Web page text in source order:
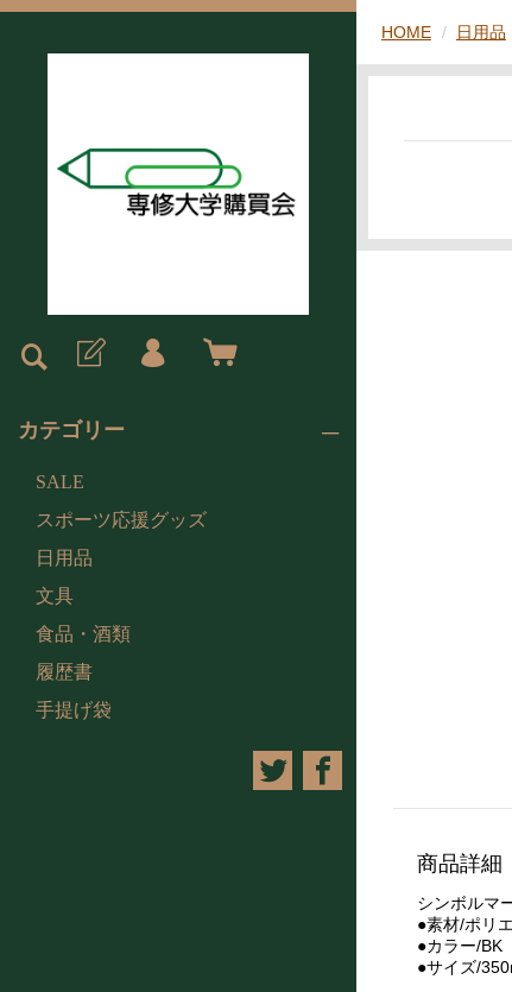
カテゴリー
SALE
スポーツ応援グッズ
日用品
文具
食品・酒類
履歴書
手提げ袋
HOME 日用品
商品詳細
シンボルマ
●素材/ポリ
●カラー/BK
●サイズ/